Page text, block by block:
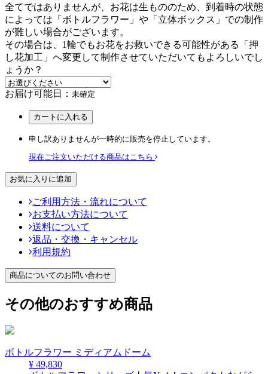
全てではありませんが、お花は生もののため、到着時の状態
によっては「ボトルフラワー」や「立体ボックス」での制作
が難しい場合がございます。
その場合は、1輪でもお花をお救いできる可能性がある「押
し花加工」へ変更して制作させていただいてもよろしいでし
ょうか？
お届け可能日： 未確定
カートに入れる
申し訳ありませんが一時的に販売を停止しています。
現在ご注文いただける商品はこちら
お気に入りに追加
ご利用方法・流れについて
お支払い方法について
送料について
返品・交換・キャンセル
利用規約
商品についてのお問い合わせ
その他のおすすめ商品
ボトルフラワー ミディアムドーム
¥ 49,830